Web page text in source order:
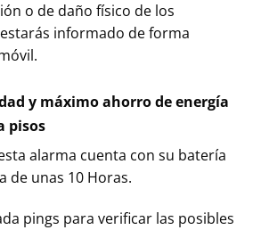
o de daño físico de los
informado de forma
y máximo ahorro de energía
pisos
alarma cuenta con su batería
de unas 10 Horas.
pings para verificar las posibles